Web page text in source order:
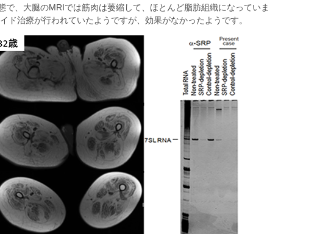
、大腿のMRIでは筋肉は萎縮して、ほとんど脂肪組織になっていま
ド治療が行われていたようですが、効果がなかったようです。